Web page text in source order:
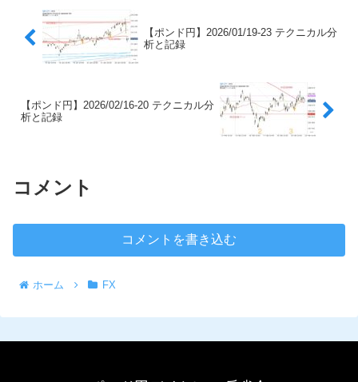
【ポンド円】2026/01/19-23 テクニカル分
析と記録
【ポンド円】2026/02/16-20 テクニカル分
析と記録
コメント
コメントを書き込む
ホーム FX